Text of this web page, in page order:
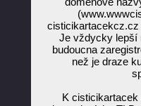
Je vždycky lepší
budoucna
než je draze
K